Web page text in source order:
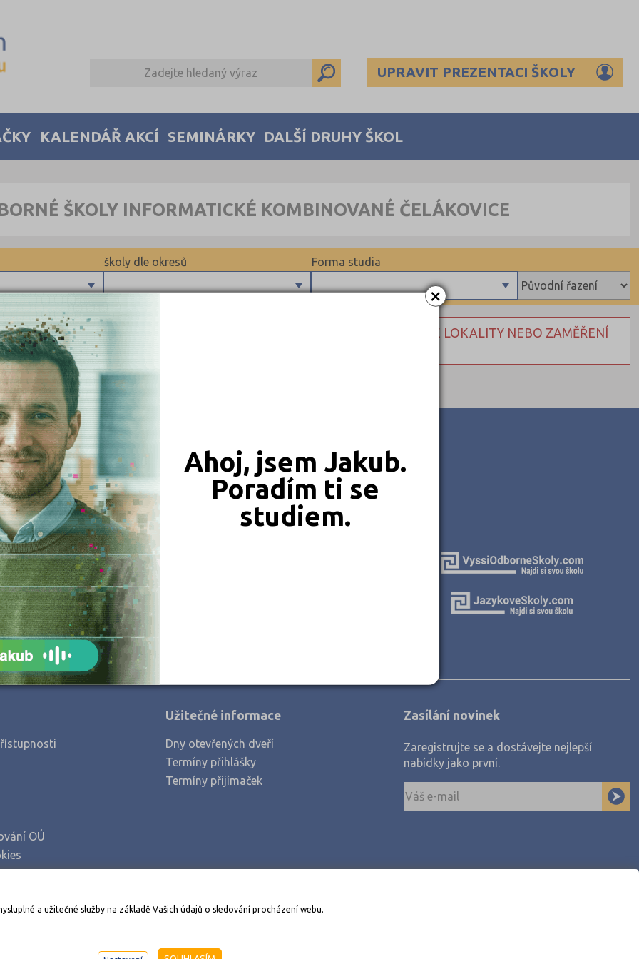
×
Ahoj, jsem Jakub.
Poradím ti se
studiem.
UPRAVIT PREZENTACI ŠKOLY
KALENDÁŘ AKCÍ SEMINÁRKY DALŠÍ DRUHY ŠKOL
ŠKOLY INFORMATICKÉ KOMBINOVANÉ ČELÁKOVICE
Forma studia
školy dle okresů
Plzeň-město (1)
ZÁZNAMY, PŘEFORMULUJTE PROSÍM VÁŠ DOTAZ NEBO HLEDEJTE DLE LOKALITY NEBO ZAMĚŘENÍ
JSME TAM, KDE JSTE VY
Naše projekty
OÚ
Stáhněte si aplikaci Adresář škol
Užitečné informace
Dny otevřených dveří
Termíny přihlášky
Termíny přijímaček
Zasílání novinek
Zaregistrujte se a dostávejte nejlepší
nabídky jako první.
AMOS KamPoMaturite.cz, s.r.o., stránky vytvořilo
a užitečné služby na základě Vašich údajů o sledování procházení webu.